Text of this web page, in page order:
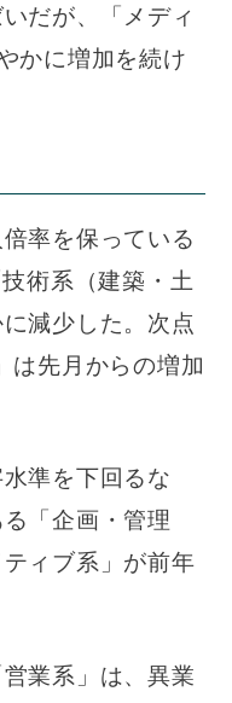
だが、「メディ
かに増加を続け
率を保っている
術系（建築・土
減少した。次点
は先月からの増加
準を下回るな
「企画・管理
ィブ系」が前年
業系」は、異業